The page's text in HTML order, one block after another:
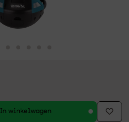
In winkelwagen